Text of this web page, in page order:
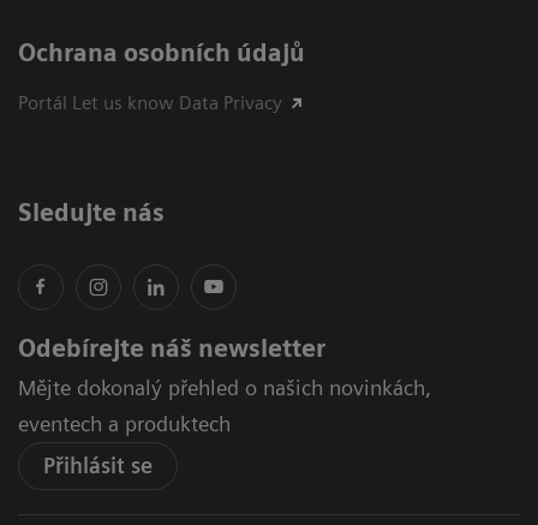
Ochrana osobních údajů
Portál Let us know Data Privacy
Sledujte nás
Odebírejte náš newsletter
Mějte dokonalý přehled o našich novinkách,
eventech a produktech
Přihlásit se